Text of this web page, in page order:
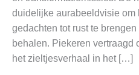
duidelijke aurabeeldvisie om
gedachten tot rust te
behalen. Piekeren vertraagd
het zieltjesverhaal in het […]
grenzen
aan
te
geven